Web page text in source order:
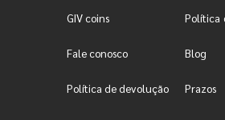
GIV coins Política
Fale conosco Blog
Política de devolução Prazos